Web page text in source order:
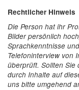
Rechtlicher Hinweis
Die Person hat ihr
Bilder persönlich
Sprachkenntnisse
Telefoninterview von
überprüft. Sollten Sie
durch Inhalte auf
uns bitte umgehend